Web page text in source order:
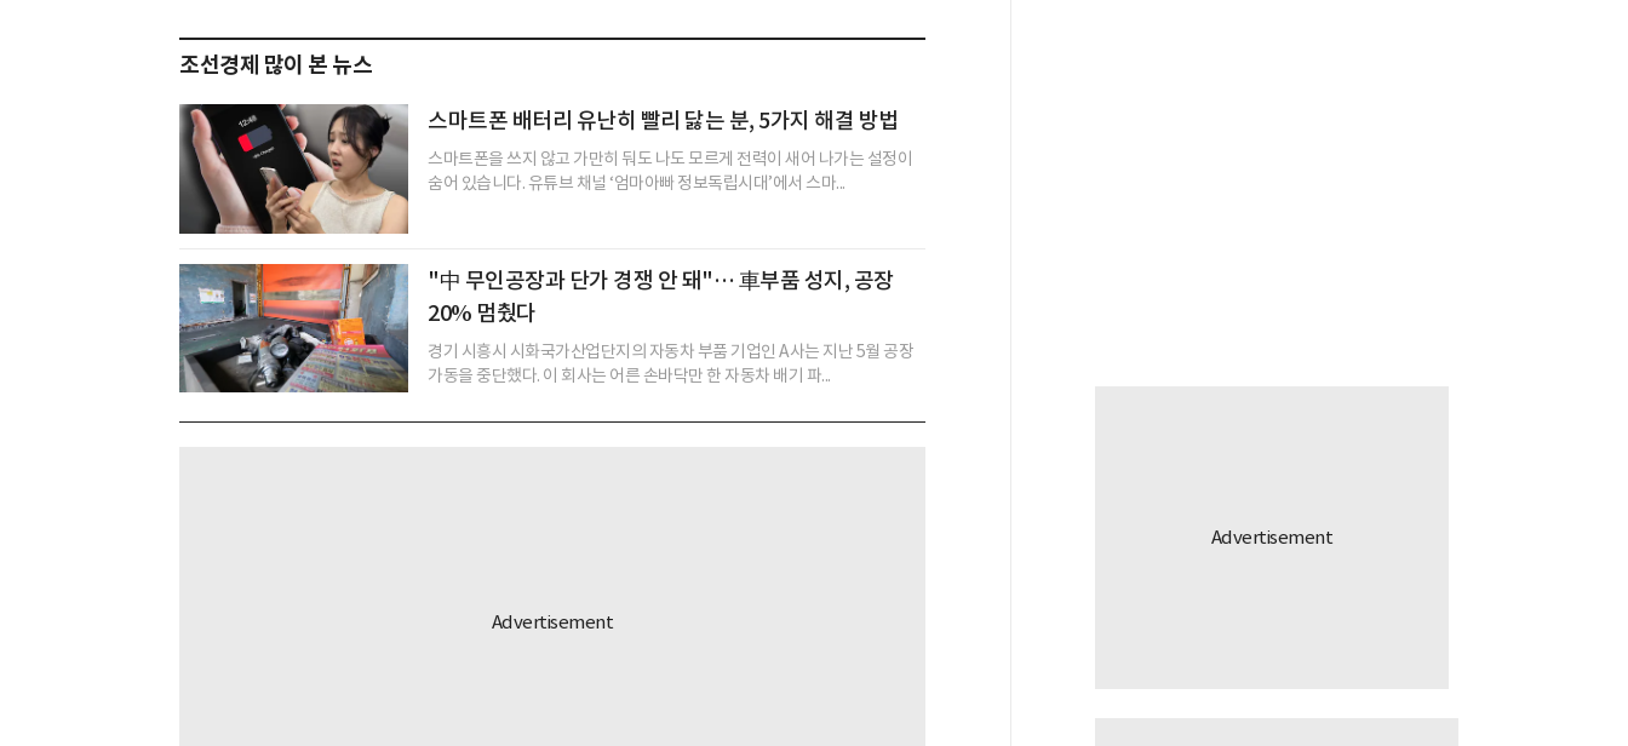
조선경제 많이 본 뉴스
스마트폰 배터리 유난히 빨리 닳는 분, 5가지 해결 방법
스마트폰을 쓰지 않고 가만히 둬도 나도 모르게 전력이 새어 나가는 설정이
숨어 있습니다. 유튜브 채널 ‘엄마아빠 정보독립시대’에서 스마...
"中 무인공장과 단가 경쟁 안 돼"… 車부품 성지, 공장
20% 멈췄다
경기 시흥시 시화국가산업단지의 자동차 부품 기업인 A사는 지난 5월 공장
가동을 중단했다. 이 회사는 어른 손바닥만 한 자동차 배기 파...